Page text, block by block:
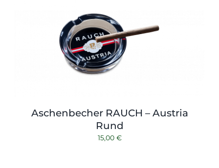
Aschenbecher RAUCH – Austria
Rund
15,00 €